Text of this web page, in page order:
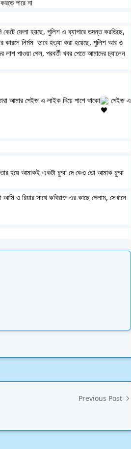
পারে না
কেটে ফেলা হয়ছে, পুলিশ এ ব্যাপারে তদন্ত করতিছে,
নির্মম  ভাবে হত্যা করা হয়েছে, পুলিশ আর ও
পাওয়া গেল, পরবর্তী খবর পেতে আমাদের চ্যালেন
আমার পেইজ এ লাইক দিয়ে পাশে থাকো
পেইজ এ
হয়ে আমাকই একটা চুম্মা দে কেও তো আমাক চুম্মা
ও রিয়ার সাথে কবিরাজ এর কাছে গেলাম, সেখানে
Previous Post